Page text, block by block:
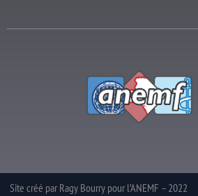
Site créé par Ragy Bourry pour l’ANEMF – 2022